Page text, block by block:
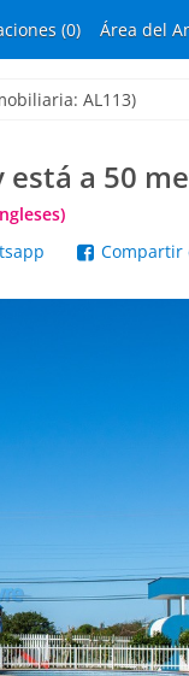
(0) Área del
AL113)
a 50
Compartir